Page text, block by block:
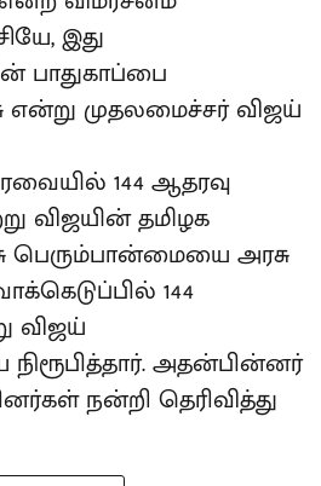
இது
பாதுகாப்பை
என்று முதலமைச்சர் விஜய்
144 ஆதரவு
விஜயின் தமிழக
பெரும்பான்மையை அரசு
144
விஜய்
அதன்பின்னர்
நன்றி தெரிவித்து